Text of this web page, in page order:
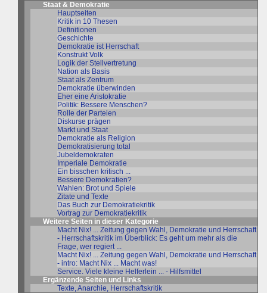
Staat & Demokratie
Hauptseiten
Kritik in 10 Thesen
Definitionen
Geschichte
Demokratie ist Herrschaft
Konstrukt Volk
Logik der Stellvertretung
Nation als Basis
Staat als Zentrum
Demokratie überwinden
Eher eine Aristokratie
Politik: Bessere Menschen?
Rolle der Parteien
Diskurse prägen
Markt und Staat
Demokratie als Religion
Demokratisierung total
Jubeldemokraten
Imperiale Demokratie
Ein bisschen kritisch ...
Bessere Demokratien?
Wahlen: Brot und Spiele
Zitate und Texte
Das Buch zur Demokratiekritik
Vortrag zur Demokratiekritik
Weitere Seiten in dieser Kategorie
Macht Nix! ... Zeitung gegen Wahl, Demokratie und Herrschaft
- Herrschaftskritik im Überblick: Es geht um mehr als die
Frage, wer regiert ...
Macht Nix! ... Zeitung gegen Wahl, Demokratie und Herrschaft
- intro: Macht Nix ... Macht was!
Service. Viele kleine Helferlein ... - Hilfsmittel
Ergänzende Seiten und Links
Texte, Anarchie, Herrschaftskritik